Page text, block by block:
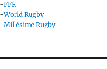
-FFR
-World Rugby
-Millésime Rugby